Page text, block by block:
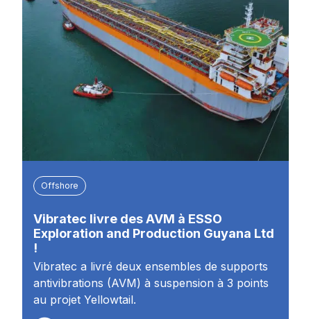
Offshore
Vibratec livre des AVM à ESSO
Exploration and Production Guyana Ltd
!
Vibratec a livré deux ensembles de supports
antivibrations (AVM) à suspension à 3 points
au projet Yellowtail.